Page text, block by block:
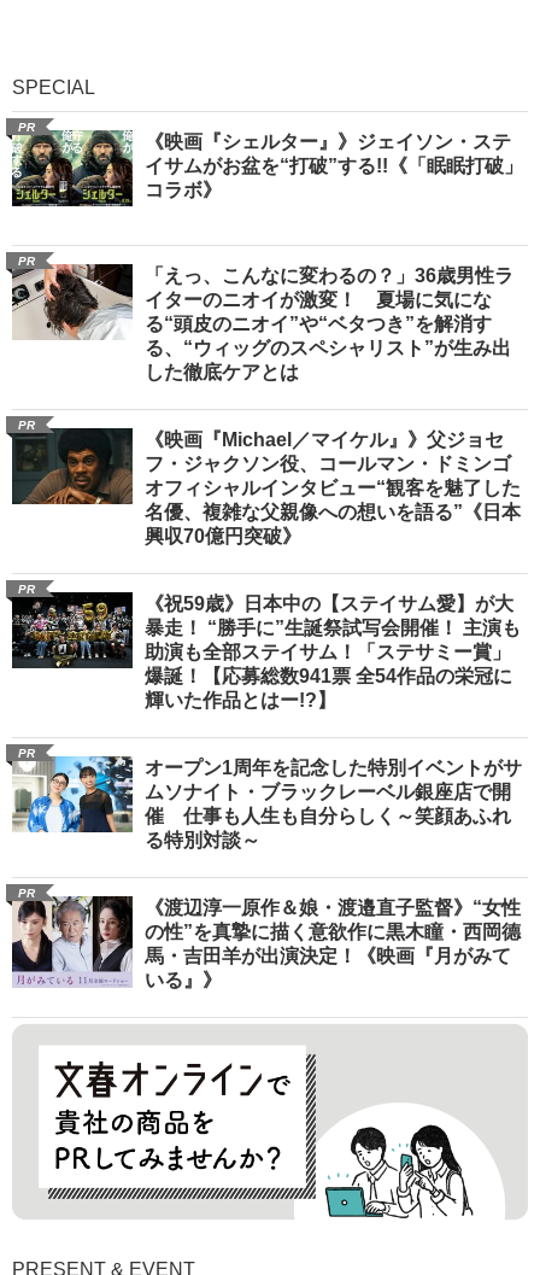
SPECIAL
PR
《映画『シェルター』》ジェイソン・ステ
イサムがお盆を“打破”する!!《「眠眠打破」
コラボ》
PR
「えっ、こんなに変わるの？」36歳男性ラ
イターのニオイが激変！ 夏場に気にな
る“頭皮のニオイ”や“ベタつき”を解消す
る、“ウィッグのスペシャリスト”が生み出
した徹底ケアとは
PR
《映画『Michael／マイケル』》父ジョセ
フ・ジャクソン役、コールマン・ドミンゴ
オフィシャルインタビュー“観客を魅了した
名優、複雑な父親像への想いを語る”《日本
興収70億円突破》
PR
《祝59歳》日本中の【ステイサム愛】が大
暴走！ “勝手に”生誕祭試写会開催！ 主演も
助演も全部ステイサム！「ステサミー賞」
爆誕！【応募総数941票 全54作品の栄冠に
輝いた作品とはー!?】
PR
オープン1周年を記念した特別イベントがサ
ムソナイト・ブラックレーベル銀座店で開
催 仕事も人生も自分らしく～笑顔あふれ
る特別対談～
PR
《渡辺淳一原作＆娘・渡邉直子監督》“女性
の性”を真摯に描く意欲作に黒木瞳・西岡德
馬・吉田羊が出演決定！《映画『月がみて
いる』》
PRESENT & EVENT